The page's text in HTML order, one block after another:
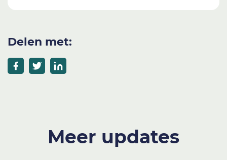
Delen met:
Meer updates